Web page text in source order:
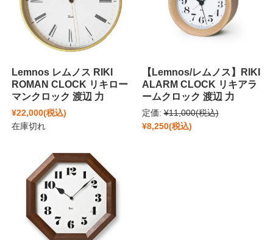
Lemnos レムノス RIKI
ROMAN CLOCK リキロー
マンクロック 渡辺 力
¥22,000(税込)
在庫切れ
【Lemnos/レムノス】RIKI
ALARM CLOCK リキアラ
ームクロック 渡辺 力
定価: ¥11,000(税込)
¥8,250(税込)